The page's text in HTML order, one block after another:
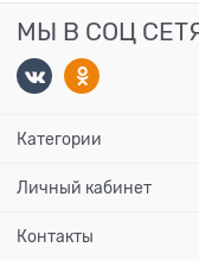
МЫ В СОЦ
Категории
Личный кабинет
Контакты